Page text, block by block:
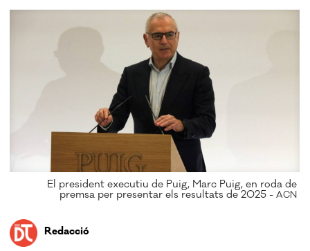
El president executiu de Puig, Marc Puig, en roda de
premsa per presentar els resultats de 2025 -ACN
Redacció